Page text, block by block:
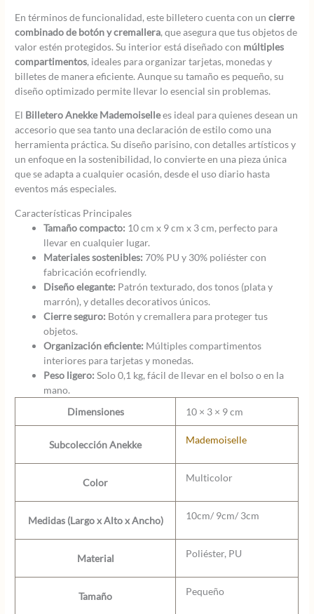
En términos de funcionalidad, este billetero cuenta con uncierre
combinado de botón y cremallera, que asegura que tus objetos de
valor estén protegidos. Su interior está diseñado con múltiples
compartimentos, ideales para organizar tarjetas, monedas y
billetes de manera eficiente. Aunque su tamaño es pequeño, su
diseño optimizado permite llevar lo esencial sin problemas.
El Billetero Anekke Mademoisellees ideal para quienes desean un
accesorio que sea tanto una declaración de estilo como una
herramienta práctica. Su diseño parisino, con detalles artísticos y
un enfoque en la sostenibilidad, lo convierte en una pieza única
que se adapta a cualquier ocasión, desde el uso diario hasta
eventos más especiales.
Características Principales
Tamaño compacto: 10 cm x 9 cm x 3 cm, perfecto para
llevar en cualquier lugar.
Materiales sostenibles: 70% PU y 30% poliéster con
fabricación ecofriendly.
Diseño elegante: Patrón texturado, dos tonos (plata y
marrón), y detalles decorativos únicos.
Cierre seguro: Botón y cremallera para proteger tus
objetos.
Organización eficiente: Múltiples compartimentos
interiores para tarjetas y monedas.
Peso ligero: Solo 0,1 kg, fácil de llevar en el bolso o en la
mano.
Dimensiones
10 × 3 × 9 cm
Subcolección Anekke Mademoiselle
Color Multicolor
Medidas (Largo x Alto x Ancho) 10cm/ 9cm/ 3cm
Material Poliéster, PU
Tamaño Pequeño